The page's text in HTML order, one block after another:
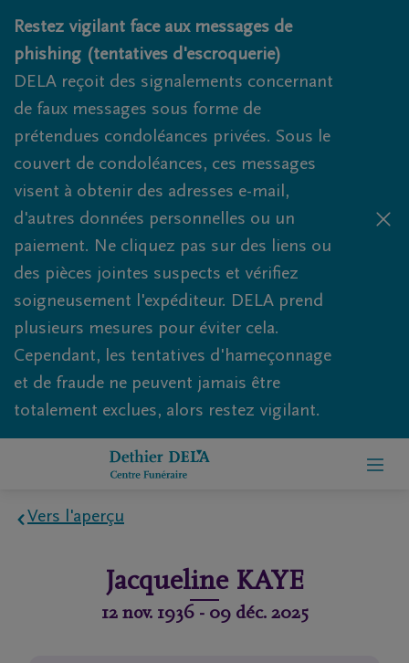
Obituaries.breadcrumbs.SkipLink
Restez vigilant face aux messages de
phishing (tentatives d'escroquerie)
DELA reçoit des signalements concernant
de faux messages sous forme de
prétendues condoléances privées. Sous le
couvert de condoléances, ces messages
visent à obtenir des adresses e-mail,
d'autres données personnelles ou un
paiement. Ne cliquez pas sur des liens ou
des pièces jointes suspects et vérifiez
soigneusement l'expéditeur. DELA prend
plusieurs mesures pour éviter cela.
Cependant, les tentatives d'hameçonnage
et de fraude ne peuvent jamais être
totalement exclues, alors restez vigilant.
Vers l'aperçu
Jacqueline KAYE
12 nov. 1936- 09 déc. 2025